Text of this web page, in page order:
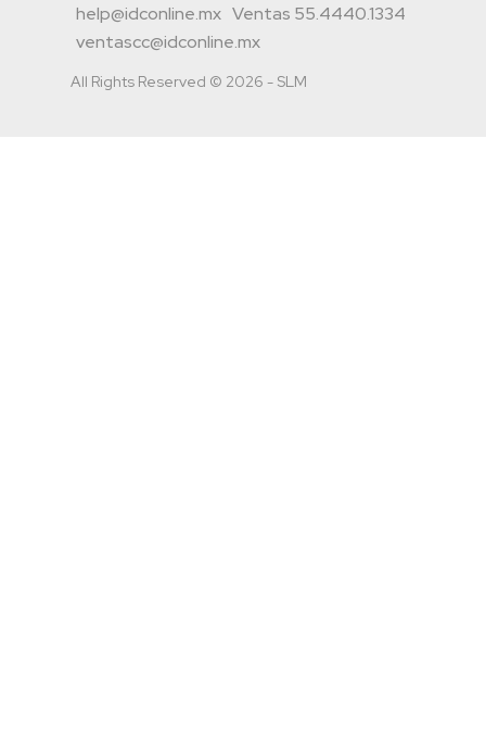
help@idconline.mx Ventas 55.4440.1334
ventascc@idconline.mx
All Rights Reserved © 2026 - SLM